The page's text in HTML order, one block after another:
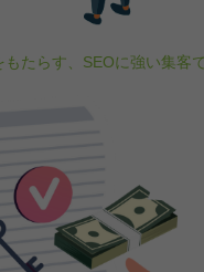
たらす、SEOに強い集客